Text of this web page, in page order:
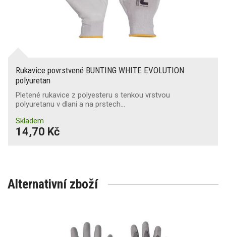
Rukavice povrstvené BUNTING WHITE EVOLUTION
polyuretan
Pletené rukavice z polyesteru s tenkou vrstvou
polyuretanu v dlani a na prstech…
Skladem
14,70 Kč
Alternativní zboží